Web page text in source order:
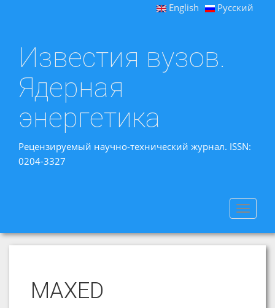
English Русский
Известия вузов.
Ядерная
энергетика
Рецензируемый научно-технический журнал. ISSN:
0204-3327
Toggle
MAXED